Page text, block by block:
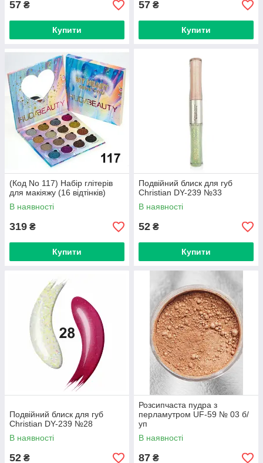
57 ₴
Купити
57 ₴
Купити
(Код No 117) Набір глітерів
для макіяжу (16 відтінків)
В наявності
319 ₴
Купити
Подвійний блиск для губ
Christian DY-239 №33
В наявності
52 ₴
Купити
Подвійний блиск для губ
Christian DY-239 №28
В наявності
52 ₴
Розсипчаста пудра з
перламутром UF-59 № 03 б/
уп
В наявності
87 ₴